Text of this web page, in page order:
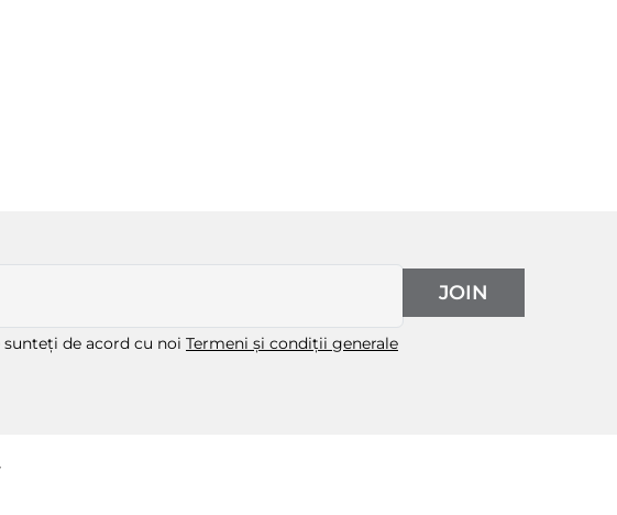
sunteți de acord cu noi Termeni și condiții generale
JOIN